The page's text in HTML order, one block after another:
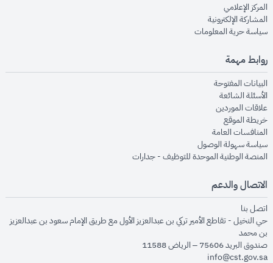
المركز الإعلاميopens in new window
المشاركة الإلكترونيةopens in new window
سياسة حرية المعلوماتopens in new window
روابط مهمة
البيانات المفتوحةopens in new window
الأسئلة الشائعةopens in new window
علاقات الموردينopens in new window
خريطة الموقعopens in new window
المنافسات العامةopens in new window
سياسة سهولة الوصولopens in new window
المنصة الوطنية الموحدة للتوظيف - جداراتopens in new window
الاتصال والدعم
اتصل بنا
حي النخيل - تقاطع الأمير تركي بن عبدالعزيز الأول مع طريق الإمام سعود بن عبدالعزيز
بن محمد
صندوق البريد 75606 – الرياض 11588
info@cst.gov.sa